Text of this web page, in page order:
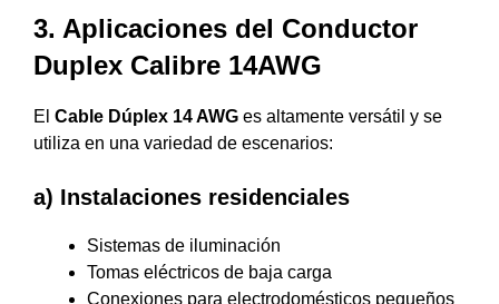
3. Aplicaciones del Conductor
Duplex Calibre 14AWG
El Cable Dúplex 14 AWG es altamente versátil y se
utiliza en una variedad de escenarios:
a) Instalaciones residenciales
Sistemas de iluminación
Tomas eléctricos de baja carga
Conexiones para electrodomésticos pequeños